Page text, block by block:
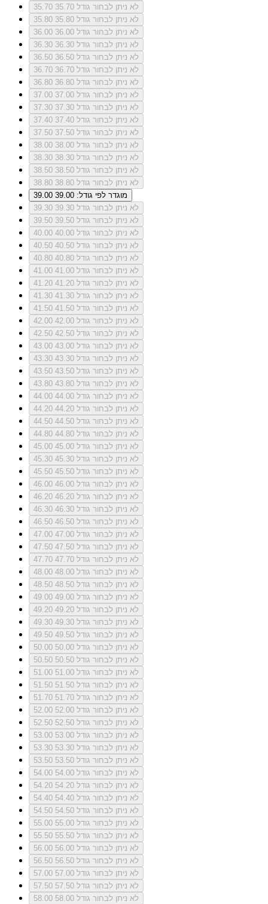
35.70
לא ניתן לבחור גודל 35.70
35.80
לא ניתן לבחור גודל 35.80
36.00
לא ניתן לבחור גודל 36.00
36.30
לא ניתן לבחור גודל 36.30
36.50
לא ניתן לבחור גודל 36.50
36.70
לא ניתן לבחור גודל 36.70
36.80
לא ניתן לבחור גודל 36.80
37.00
לא ניתן לבחור גודל 37.00
37.30
לא ניתן לבחור גודל 37.30
37.40
לא ניתן לבחור גודל 37.40
37.50
לא ניתן לבחור גודל 37.50
38.00
לא ניתן לבחור גודל 38.00
38.30
לא ניתן לבחור גודל 38.30
38.50
לא ניתן לבחור גודל 38.50
38.80
לא ניתן לבחור גודל 38.80
39.00
מוגדר לפי גודל: 39.00
39.30
לא ניתן לבחור גודל 39.30
39.50
לא ניתן לבחור גודל 39.50
40.00
לא ניתן לבחור גודל 40.00
40.50
לא ניתן לבחור גודל 40.50
40.80
לא ניתן לבחור גודל 40.80
41.00
לא ניתן לבחור גודל 41.00
41.20
לא ניתן לבחור גודל 41.20
41.30
לא ניתן לבחור גודל 41.30
41.50
לא ניתן לבחור גודל 41.50
42.00
לא ניתן לבחור גודל 42.00
42.50
לא ניתן לבחור גודל 42.50
43.00
לא ניתן לבחור גודל 43.00
43.30
לא ניתן לבחור גודל 43.30
43.50
לא ניתן לבחור גודל 43.50
43.80
לא ניתן לבחור גודל 43.80
44.00
לא ניתן לבחור גודל 44.00
44.20
לא ניתן לבחור גודל 44.20
44.50
לא ניתן לבחור גודל 44.50
44.80
לא ניתן לבחור גודל 44.80
45.00
לא ניתן לבחור גודל 45.00
45.30
לא ניתן לבחור גודל 45.30
45.50
לא ניתן לבחור גודל 45.50
46.00
לא ניתן לבחור גודל 46.00
46.20
לא ניתן לבחור גודל 46.20
46.30
לא ניתן לבחור גודל 46.30
46.50
לא ניתן לבחור גודל 46.50
47.00
לא ניתן לבחור גודל 47.00
47.50
לא ניתן לבחור גודל 47.50
47.70
לא ניתן לבחור גודל 47.70
48.00
לא ניתן לבחור גודל 48.00
48.50
לא ניתן לבחור גודל 48.50
49.00
לא ניתן לבחור גודל 49.00
49.20
לא ניתן לבחור גודל 49.20
49.30
לא ניתן לבחור גודל 49.30
49.50
לא ניתן לבחור גודל 49.50
50.00
לא ניתן לבחור גודל 50.00
50.50
לא ניתן לבחור גודל 50.50
51.00
לא ניתן לבחור גודל 51.00
51.50
לא ניתן לבחור גודל 51.50
51.70
לא ניתן לבחור גודל 51.70
52.00
לא ניתן לבחור גודל 52.00
52.50
לא ניתן לבחור גודל 52.50
53.00
לא ניתן לבחור גודל 53.00
53.30
לא ניתן לבחור גודל 53.30
53.50
לא ניתן לבחור גודל 53.50
54.00
לא ניתן לבחור גודל 54.00
54.20
לא ניתן לבחור גודל 54.20
54.40
לא ניתן לבחור גודל 54.40
54.50
לא ניתן לבחור גודל 54.50
55.00
לא ניתן לבחור גודל 55.00
55.50
לא ניתן לבחור גודל 55.50
56.00
לא ניתן לבחור גודל 56.00
56.50
לא ניתן לבחור גודל 56.50
57.00
לא ניתן לבחור גודל 57.00
57.50
לא ניתן לבחור גודל 57.50
58.00
לא ניתן לבחור גודל 58.00